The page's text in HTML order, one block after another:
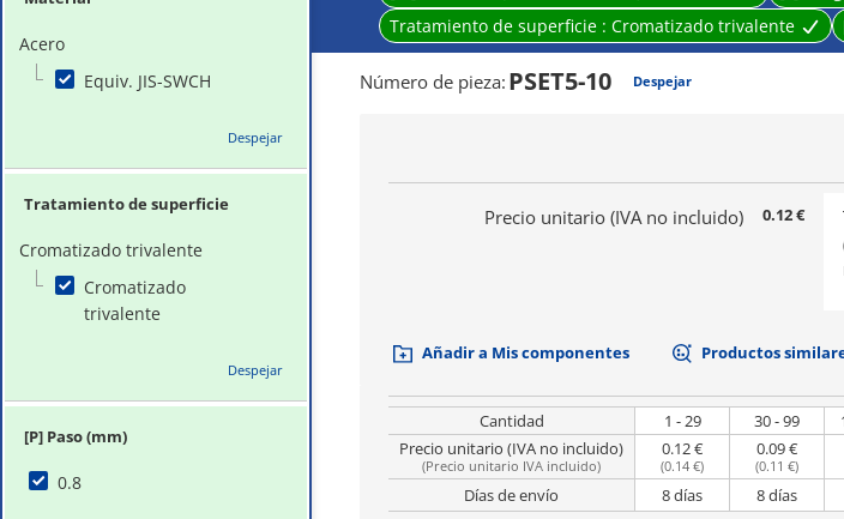
Acero
Equiv. JIS-SWCH
Despejar
Tratamiento de superficie
Cromatizado trivalente
Cromatizado
trivalente
Despejar
[P] Paso (mm)
0.8
Tratamiento de superficie : Cromatizado trivalente
Número de pieza: PSET5-10 Despejar
Precio unitario (IVA no incluido) 0.12 €
Añadir a Mis componentes Productos
Cantidad 1 - 29 30 - 99
Precio unitario (IVA no incluido)
(Precio unitario IVA incluido)
0.12 €
(0.14 €)
0.09 €
(0.11 €)
Días de envío 8 días 8 días